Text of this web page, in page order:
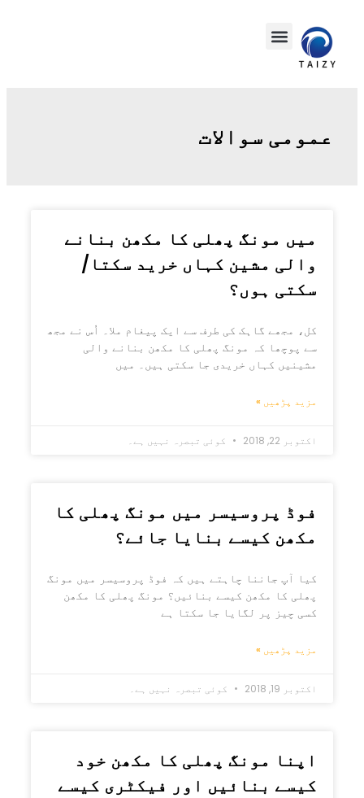
عمومی سوالات
میں مونگ پھلی کا مکھن بنانے
والی مشین کہاں خرید سکتا/
سکتی ہوں؟
کل، مجھے گاہک کی طرف سے ایک پیغام ملا۔ اُس نے مجھ
سے پوچھا کہ مونگ پھلی کا مکھن بنانے والی
مشینیں کہاں خریدی جا سکتی ہیں۔ میں
مزید پڑھیں »
اکتوبر 22, 2018 کوئی تبصرہ نہیں ہے۔
فوڈ پروسیسر میں مونگ پھلی کا
مکھن کیسے بنایا جائے؟
کیا آپ جاننا چاہتے ہیں کہ فوڈ پروسیسر میں مونگ
پھلی کا مکھن کیسے بنائیں؟ مونگ پھلی کا مکھن
کسی چیز پر لگایا جا سکتا ہے
مزید پڑھیں »
اکتوبر 19, 2018 کوئی تبصرہ نہیں ہے۔
اپنا مونگ پھلی کا مکھن خود
کیسے بنائیں اور فیکٹری کیسے